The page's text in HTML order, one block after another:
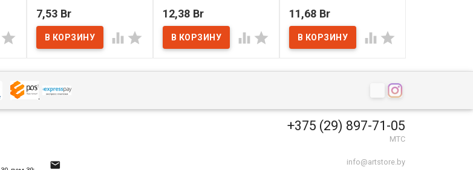

В наличии
7,53 Br
 
В наличии
12,38 Br
 
В наличии
11,68 Br
 

+375 (29) 897-71-05
МТС
info@artstore.by